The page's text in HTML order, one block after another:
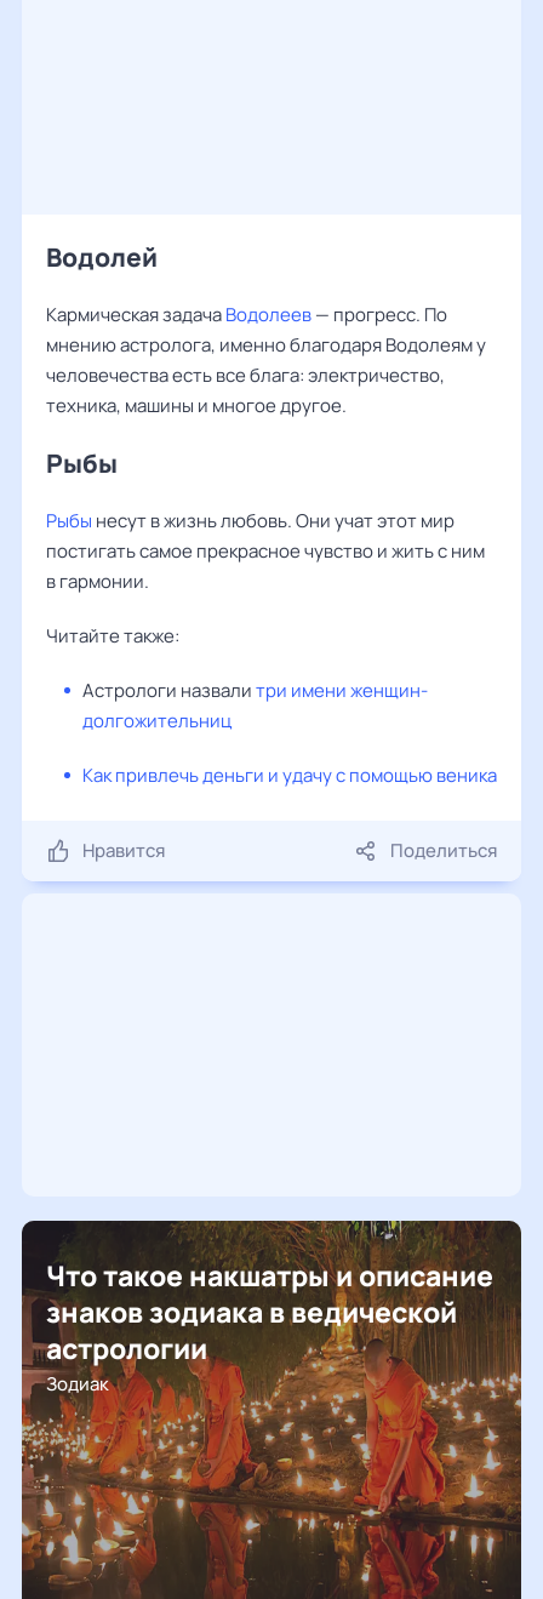
Водолей
Кармическая задачаВодолеев— прогресс. По
мнению астролога, именно благодаря Водолеям у
человечества есть все блага: электричество,
техника, машины и многое другое.
Рыбы
Рыбы несут в жизнь любовь. Они учат этот мир
постигать самое прекрасное чувство и жить с ним
в гармонии.
Читайте также:
Астрологи назвалитри имени женщин-
долгожительниц
Как привлечь деньги и удачу с помощью веника
Нравится Поделиться
Что такое накшатры и описание
знаков зодиака в ведической
астрологии
Зодиак